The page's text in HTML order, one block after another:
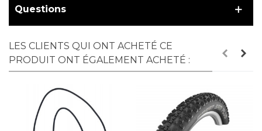
Questions
LES CLIENTS QUI ONT ACHETÉ CE
PRODUIT ONT ÉGALEMENT ACHETÉ :